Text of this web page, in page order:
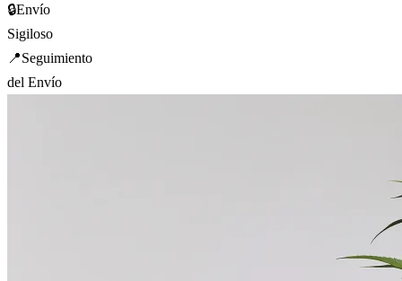
🔒Envío
Sigiloso
📍Seguimiento
del Envío